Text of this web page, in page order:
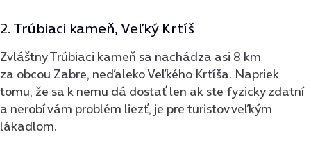
2. Trúbiaci kameň, Veľký Krtíš
Zvláštny Trúbiaci kameň sa nachádza asi 8 km
za obcou Zabre, neďaleko Veľkého Krtíša. Napriek
tomu, že sa k nemu dá dostať len ak ste fyzicky zdatní
a nerobí vám problém liezť, je pre turistov veľkým
lákadlom.